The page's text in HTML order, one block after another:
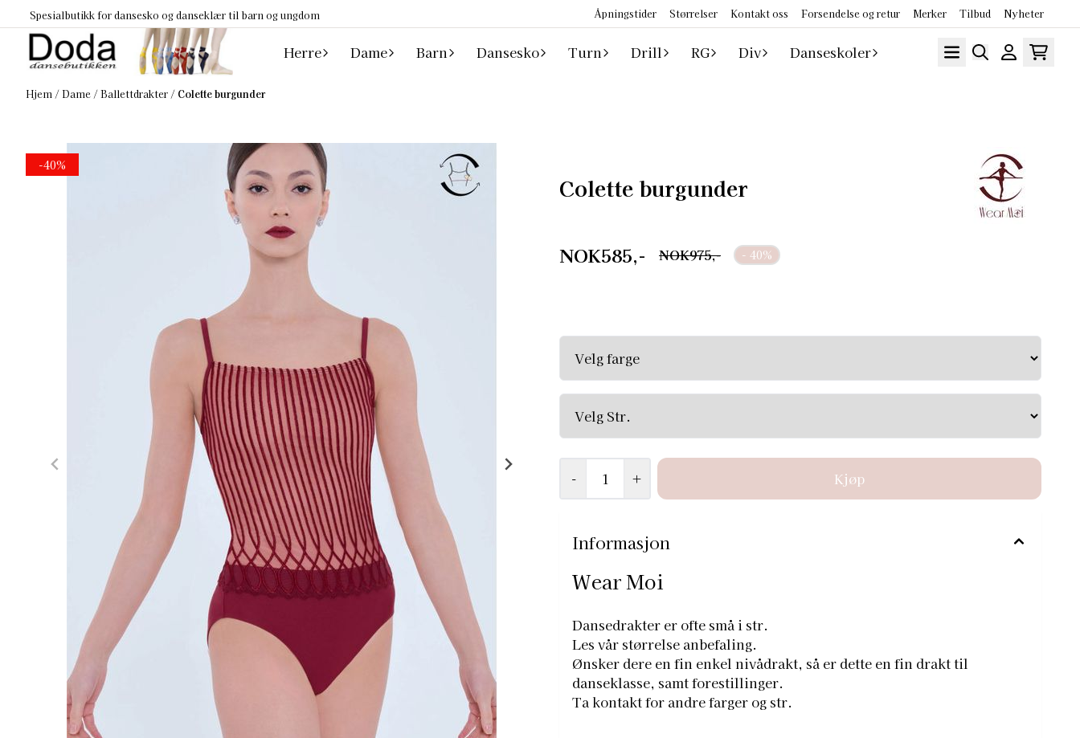
Hopp til innhold
Spesialbutikk for dansesko og danseklær til barn og ungdom Åpningstider Størrelser Kontakt oss Forsendelse og retur Merker Tilbud Nyheter
Herre Dame Barn Dansesko Turn Drill RG Div Danseskoler
Hjem /Dame /Ballettdrakter / Colette burgunder
-40%
Colette burgunder
NOK585,- NOK975,- - 40%
- +
Informasjon
Wear Moi
Dansedrakter er ofte små i str.
Les vår størrelse anbefaling.
Ønsker dere en fin enkel nivådrakt, så er dette en fin drakt til
danseklasse, samt forestillinger.
Ta kontakt for andre farger og str.